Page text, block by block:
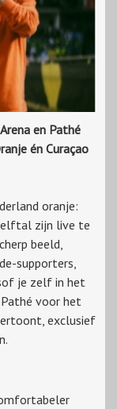
en Pathé
én Curaçao
oranje:
elftal zijn live te
beeld,
supporters,
je zelf in het
voor het
exclusief